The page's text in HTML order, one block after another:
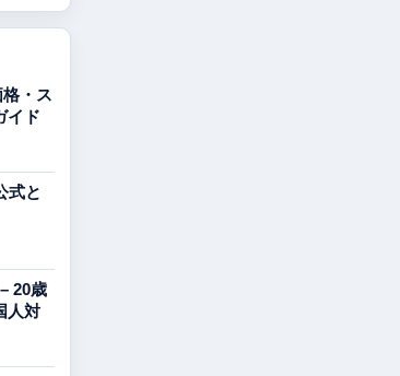
・ス
イド
式と
20歳
人対